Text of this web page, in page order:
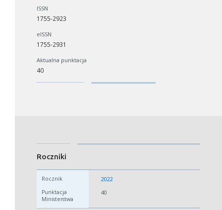
ISSN
1755-2923
eISSN
1755-2931
Aktualna punktacja
40
Roczniki
2022
40